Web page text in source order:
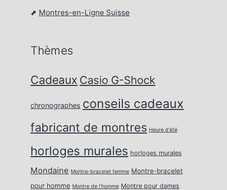
⬈ Montres-en-Ligne Suisse
Thèmes
Cadeaux Casio G-Shock
chronographes conseils cadeaux
fabricant de montres Heure d'été
horloges murales horloges murales
Mondaine Montre-bracelet femme Montre-bracelet
pour homme Montre de l’homme Montre pour dames